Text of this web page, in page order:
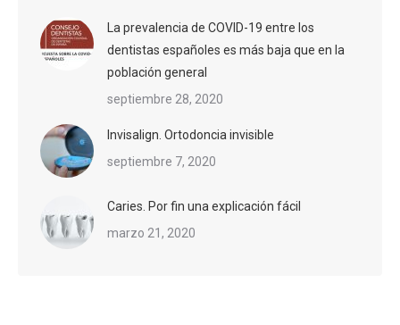
La prevalencia de COVID-19 entre los
dentistas españoles es más baja que en la
población general
septiembre 28, 2020
Invisalign. Ortodoncia invisible
septiembre 7, 2020
Caries. Por fin una explicación fácil
marzo 21, 2020